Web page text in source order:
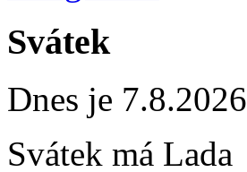
Svátek
Dnes je 7.8.2026
Svátek má Lada